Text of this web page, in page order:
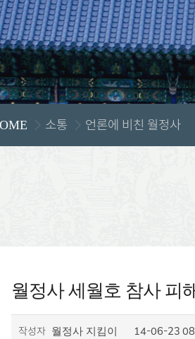
소통 언론에 비친 월정사
월정사 세월호 참사 피
작성자 월정사 지킴이 14-06-23